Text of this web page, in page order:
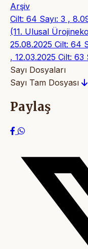
Arşiv
Cilt: 64 Sayı: 3 ,
(11. Ulusal
25.08.2025 Cilt: 64
, 12.03.2025 Cilt: 63
Sayı Dosyaları
Sayı Tam Dosyası
Paylaş